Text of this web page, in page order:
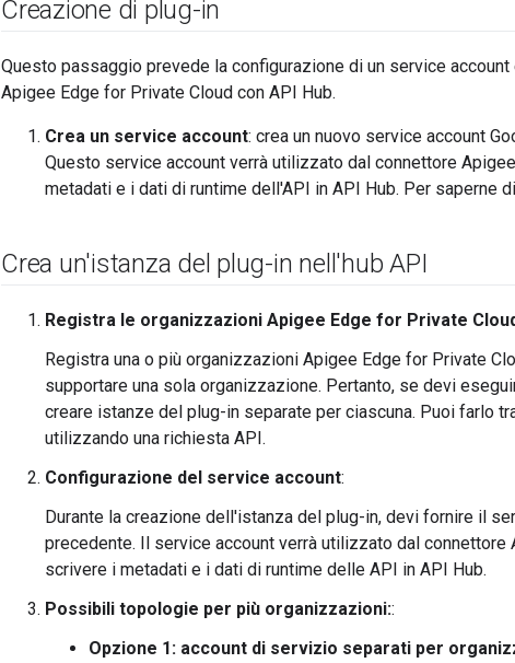
Creazione di plug-in
Questo passaggio prevede la configurazione di un service
Apigee Edge for Private Cloud con API Hub.
Crea un service account: crea un nuovo service account
Questo service account verrà utilizzato dal connettore
metadati e i dati di runtime dell'API in API Hub. Per saperne
Crea un'istanza del plug-in nell'hub API
Registra le organizzazioni Apigee Edge for Private
Registra una o più organizzazioni Apigee Edge for Private
supportare una sola organizzazione. Pertanto, se devi
creare istanze del plug-in separate per ciascuna. Puoi farlo
utilizzando una richiesta API.
Configurazione del service account:
Durante la creazione dell'istanza del plug-in, devi fornire il
precedente. Il service account verrà utilizzato dal
scrivere i metadati e i dati di runtime delle API in API Hub.
Possibili topologie per più organizzazioni::
Opzione 1: account di servizio separati per